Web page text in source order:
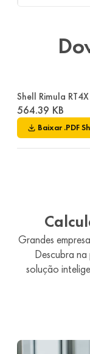
Shell Rimula RT4X
564.39 KB
Baixar .PDF
Grandes
Descubra
solução